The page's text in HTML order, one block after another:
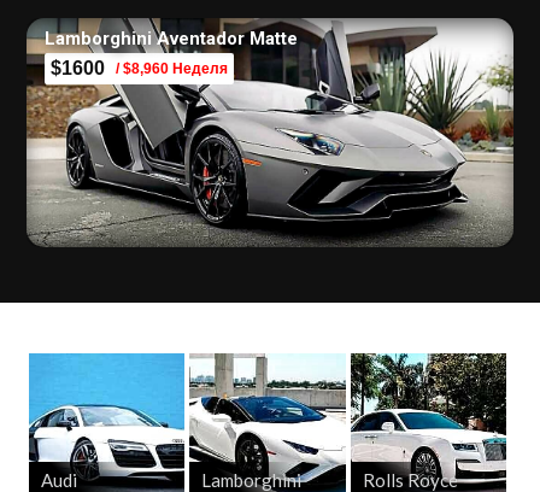
Lamborghini Aventador Matte
$1600 / $8,960 Неделя
Audi Lamborghini Rolls Royce